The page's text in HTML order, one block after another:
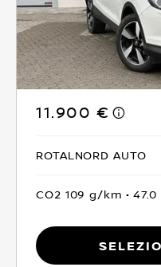
11.900 €
ROTALNORD AUTO
CO2 109 g/km